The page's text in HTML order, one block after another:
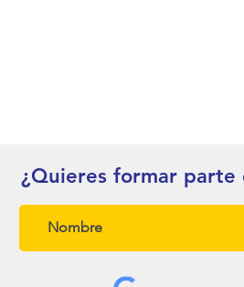
¿Quieres formar parte